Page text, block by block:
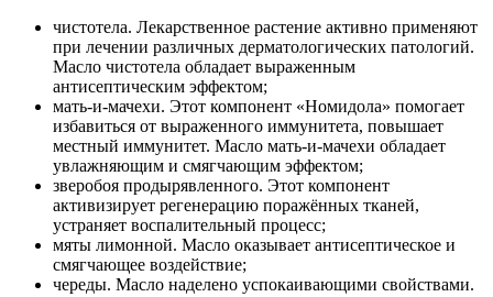
чистотела. Лекарственное растение активно применяют
при лечении различных дерматологических патологий.
Масло чистотела обладает выраженным
антисептическим эффектом;
мать-и-мачехи. Этот компонент «Номидола» помогает
избавиться от выраженного иммунитета, повышает
местный иммунитет. Масло мать-и-мачехи обладает
увлажняющим и смягчающим эффектом;
зверобоя продырявленного. Этот компонент
активизирует регенерацию поражённых тканей,
устраняет воспалительный процесс;
мяты лимонной. Масло оказывает антисептическое и
смягчающее воздействие;
череды. Масло наделено успокаивающими свойствами.